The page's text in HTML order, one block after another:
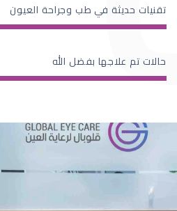
تقنيات حديثة في طب وجراحة العيون
حالات تم علاجها بفضل الله